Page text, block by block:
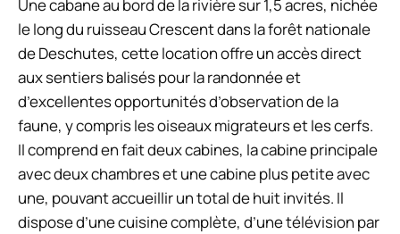
Une cabane au bord de la rivière sur 1,5 acres, nichée
le long du ruisseau Crescent dans la forêt nationale
de Deschutes, cette location offre un accès direct
aux sentiers balisés pour la randonnée et
d’excellentes opportunités d’observation de la
faune, y compris les oiseaux migrateurs et les cerfs.
Il comprend en fait deux cabines, la cabine principale
avec deux chambres et une cabine plus petite avec
une, pouvant accueillir un total de huit invités. Il
dispose d’une cuisine complète, d’une télévision par